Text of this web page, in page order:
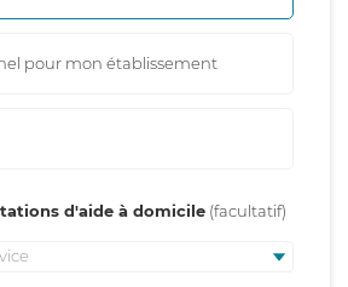
pour mon établissement
d'aide à domicile